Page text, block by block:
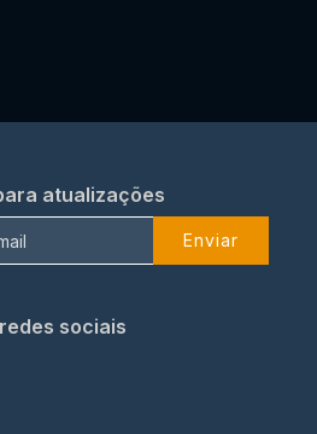
atualizações
Enviar
sociais